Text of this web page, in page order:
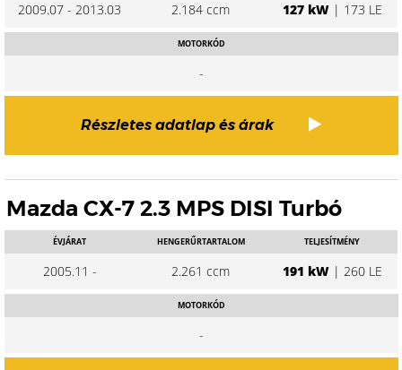
2009.07 - 2013.03 2.184 ccm 127 kW| 173 LE
MOTORKÓD
-
Részletes adatlap és árak
Mazda CX-7 2.3 MPS DISI Turbó
ÉVJÁRAT
2005.11 -
HENGERŰRTARTALOM
2.261 ccm
TELJESÍTMÉNY
191 kW| 260 LE
MOTORKÓD
-